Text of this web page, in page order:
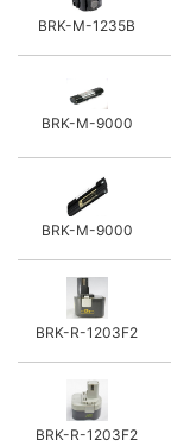
BRK-M-1235B
BRK-M-9000
BRK-M-9000
BRK-R-1203F2
BRK-R-1203F2